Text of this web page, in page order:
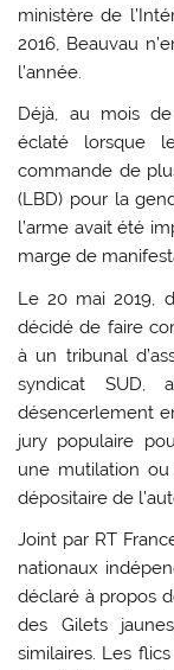
ministère de
2016, Beauvau
l’année.
Déjà, au mois
éclaté lorsque
commande de
(LBD) pour la
l’arme avait été
marge de
Le 20 mai 2019,
décidé de faire
à un tribunal
syndicat SUD,
désencerlement
jury populaire
une mutilation
dépositaire de
Joint par RT
nationaux
déclaré à propos
des Gilets
similaires. Les